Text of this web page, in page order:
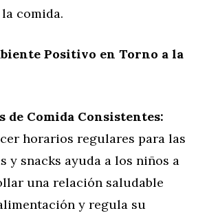
comida.
Positivo en Torno a la
de Comida Consistentes:
horarios regulares para las
y snacks ayuda a los niños a
una relación saludable
y regula su